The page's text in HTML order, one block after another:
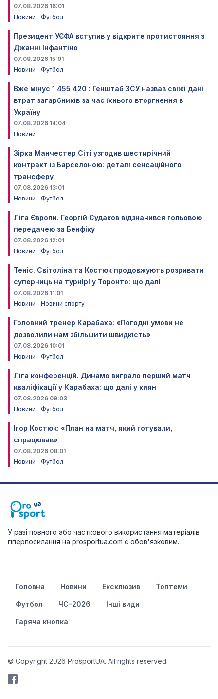
07.08.2026 16:01
Новини
Футбол
Президент УЄФА вступив у відкрите протистояння з
Джанні Інфантіно
07.08.2026 15:01
Новини
Футбол
Вже мінус 1 455 420 : Генштаб ЗСУ назвав свіжі дані
втрат загарбників за час їхнього вторгнення в
Україну
07.08.2026 14:04
Новини
Зірка Манчестер Сіті узгодив шестирічний
контракт із Барселоною: деталі сенсаційного
трансферу
07.08.2026 13:01
Новини
Футбол
Ліга Європи. Георгій Судаков відзначився гольовою
передачею за Бенфіку
07.08.2026 12:01
Новини
Футбол
Теніс. Світоліна та Костюк продовжують розривати
суперниць на турнірі у Торонто: що далі
07.08.2026 11:01
Новини
Новини спорту
Головний тренер Карабаха: «Погодні умови не
дозволили нам збільшити швидкість»
07.08.2026 10:01
Новини
Футбол
Ліга конференцій. Динамо виграло перший матч
кваліфікації у Карабаха: що далі у киян
07.08.2026 09:03
Новини
Футбол
Ігор Костюк: «План на матч, який готували,
спрацював»
07.08.2026 08:01
Новини
Футбол
У разі повного або часткового використання матеріалів
гіперпосилання на prosportua.com є обов'язковим.
Головна Новини Ексклюзив Топтеми
Футбол ЧС-2026 Інші види
Гаряча кнопка
© Copyright 2026 ProsportUA. All rights reserved.